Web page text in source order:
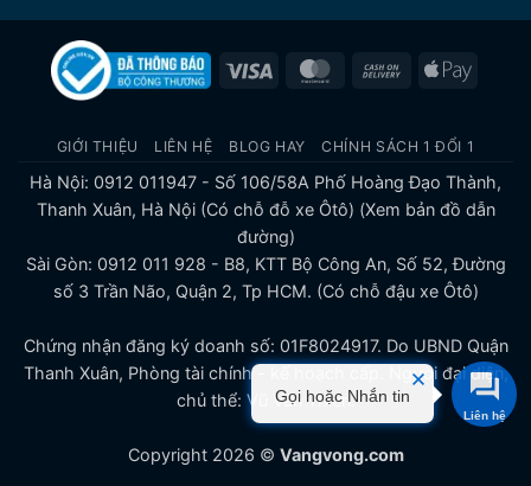
Visa MasterCardCash
Apple
GIỚI THIỆU LIÊN HỆ BLOG HAY CHÍNH SÁCH 1 ĐỔI 1
Hà Nội: 0912 011947 - Số 106/58A Phố Hoàng Đạo Thành,
Thanh Xuân, Hà Nội (Có chỗ đỗ xe Ôtô) (Xem bản đồ dẫn
đường)
Sài Gòn: 0912 011 928 - B8, KTT Bộ Công An, Số 52, Đường
số 3 Trần Não, Quận 2, Tp HCM. (Có chỗ đậu xe Ôtô)
Chứng nhận đăng ký doanh số: 01F8024917. Do UBND Quận
Thanh Xuân, Phòng tài chính - kế hoạch cấp. Người đại diện,
chủ thể: Vũ Văn Thiên.
Copyright 2026 © Vangvong.com
Gọi hoặc Nhắn tin